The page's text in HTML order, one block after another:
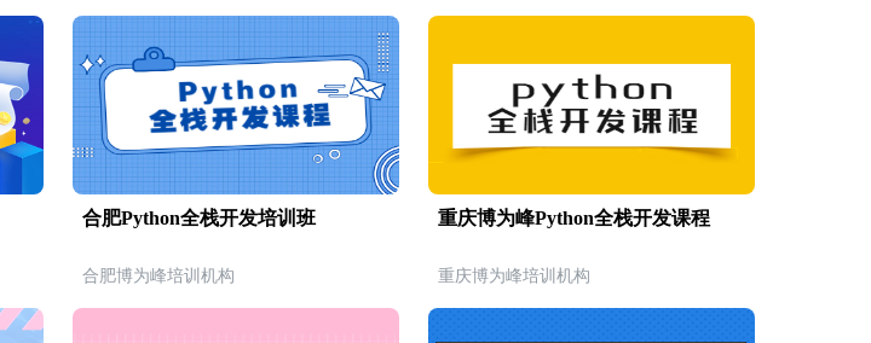
合肥Python全栈开发培训班
合肥博为峰培训机构
重庆博为峰Python全栈开发课程
重庆博为峰培训机构